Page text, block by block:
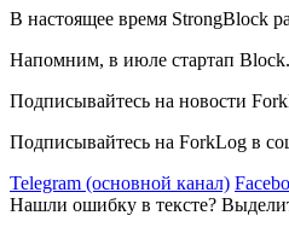
В настоящее время StrongBlock
Напомним, в июле стартап
Подписывайтесь на новости
Подписывайтесь на ForkLog в
Telegram (основной канал)
Нашли ошибку в тексте?